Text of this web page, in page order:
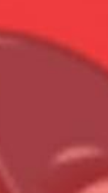
Всего товара в корзине